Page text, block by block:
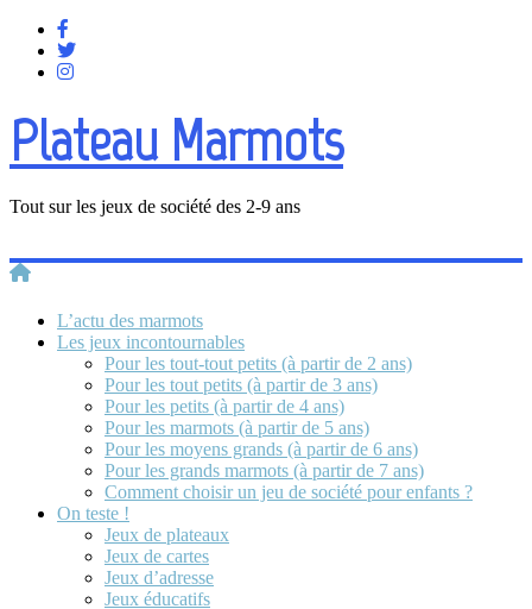
Plateau Marmots
Tout sur les jeux de société des 2-9 ans
L’actu des marmots
Les jeux incontournables
Pour les tout-tout petits (à partir de 2 ans)
Pour les tout petits (à partir de 3 ans)
Pour les petits (à partir de 4 ans)
Pour les marmots (à partir de 5 ans)
Pour les moyens grands (à partir de 6 ans)
Pour les grands marmots (à partir de 7 ans)
Comment choisir un jeu de société pour enfants ?
On teste !
Jeux de plateaux
Jeux de cartes
Jeux d’adresse
Jeux éducatifs